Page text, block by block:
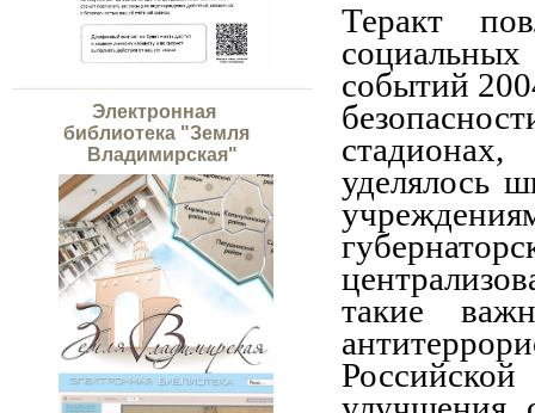
Электронная
библиотека "Земля
Владимирская"
Теракт
событий
уделялось
такие